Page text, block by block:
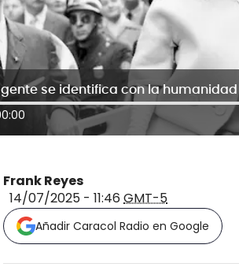
Frank Reyes
14/07/2025 - 11:46 GMT-5
Añadir Caracol Radio en Google